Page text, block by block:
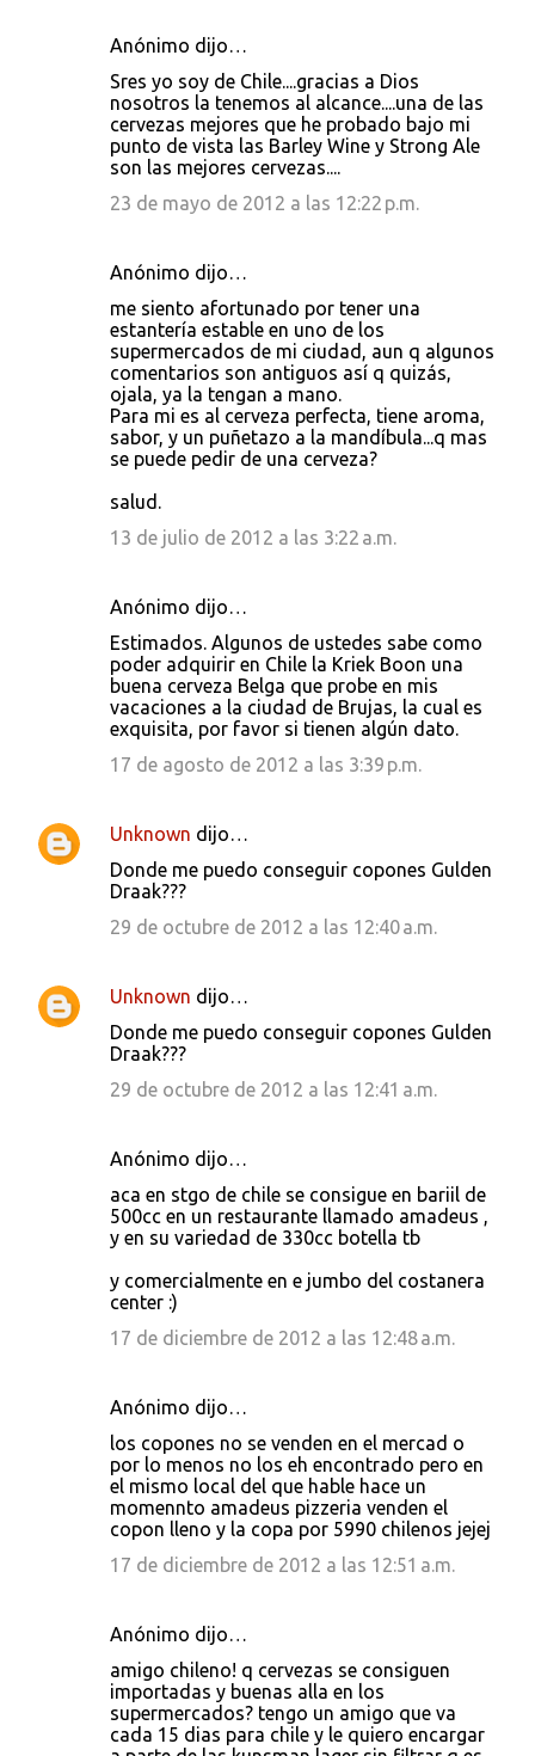
Anónimo dijo…
Sres yo soy de Chile....gracias a Dios
nosotros la tenemos al alcance....una de las
cervezas mejores que he probado bajo mi
punto de vista las Barley Wine y Strong Ale
son las mejores cervezas....
23 de mayo de 2012 a las 12:22 p.m.
Anónimo dijo…
me siento afortunado por tener una
estantería estable en uno de los
supermercados de mi ciudad, aun q algunos
comentarios son antiguos así q quizás,
ojala, ya la tengan a mano.
Para mi es al cerveza perfecta, tiene aroma,
sabor, y un puñetazo a la mandíbula...q mas
se puede pedir de una cerveza?
salud.
13 de julio de 2012 a las 3:22 a.m.
Anónimo dijo…
Estimados. Algunos de ustedes sabe como
poder adquirir en Chile la Kriek Boon una
buena cerveza Belga que probe en mis
vacaciones a la ciudad de Brujas, la cual es
exquisita, por favor si tienen algún dato.
17 de agosto de 2012 a las 3:39 p.m.
Unknown dijo…
Donde me puedo conseguir copones Gulden
Draak???
29 de octubre de 2012 a las 12:40 a.m.
Unknown dijo…
Donde me puedo conseguir copones Gulden
Draak???
29 de octubre de 2012 a las 12:41 a.m.
Anónimo dijo…
aca en stgo de chile se consigue en bariil de
500cc en un restaurante llamado amadeus ,
y en su variedad de 330cc botella tb
y comercialmente en e jumbo del costanera
center :)
17 de diciembre de 2012 a las 12:48 a.m.
Anónimo dijo…
los copones no se venden en el mercad o
por lo menos no los eh encontrado pero en
el mismo local del que hable hace un
momennto amadeus pizzeria venden el
copon lleno y la copa por 5990 chilenos jejej
17 de diciembre de 2012 a las 12:51 a.m.
Anónimo dijo…
amigo chileno! q cervezas se consiguen
importadas y buenas alla en los
supermercados? tengo un amigo que va
cada 15 dias para chile y le quiero encargar